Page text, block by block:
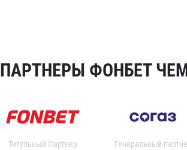
ПАРТНЕРЫ ФОНБЕТ
Титульный Партнер Генеральный